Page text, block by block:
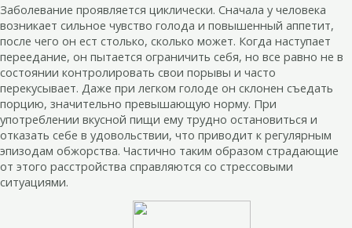
Заболевание проявляется циклически. Сначала у человека
возникает сильное чувство голода и повышенный аппетит,
после чего он ест столько, сколько может. Когда наступает
переедание, он пытается ограничить себя, но все равно не в
состоянии контролировать свои порывы и часто
перекусывает. Даже при легком голоде он склонен съедать
порцию, значительно превышающую норму. При
употреблении вкусной пищи ему трудно остановиться и
отказать себе в удовольствии, что приводит к регулярным
эпизодам обжорства. Частично таким образом страдающие
от этого расстройства справляются со стрессовыми
ситуациями.